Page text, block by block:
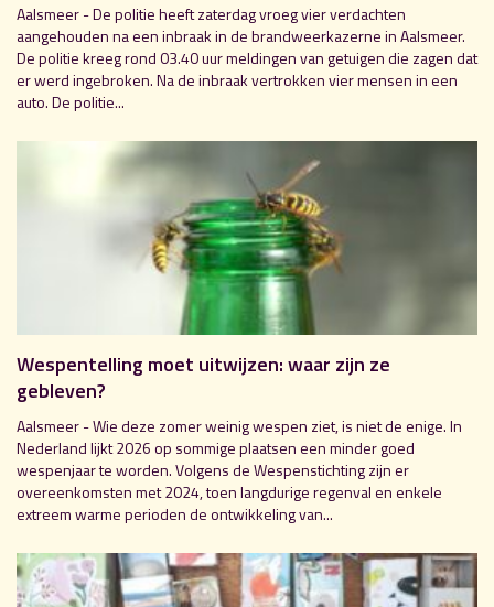
Aalsmeer - De politie heeft zaterdag vroeg vier verdachten
aangehouden na een inbraak in de brandweerkazerne in Aalsmeer.
De politie kreeg rond 03.40 uur meldingen van getuigen die zagen dat
er werd ingebroken. Na de inbraak vertrokken vier mensen in een
auto. De politie...
Wespentelling moet uitwijzen: waar zijn ze
gebleven?
Aalsmeer - Wie deze zomer weinig wespen ziet, is niet de enige. In
Nederland lijkt 2026 op sommige plaatsen een minder goed
wespenjaar te worden. Volgens de Wespenstichting zijn er
overeenkomsten met 2024, toen langdurige regenval en enkele
extreem warme perioden de ontwikkeling van...